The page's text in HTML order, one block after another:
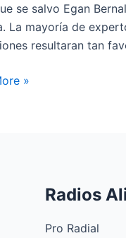
se salvo Egan
La mayoría de
resultaran tan
»
Radios
Pro Radial